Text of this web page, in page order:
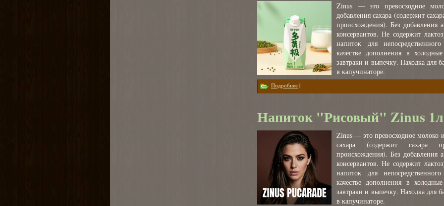
Zinus — это превосходное
добавления сахара (содержит
происхождения). Без добавления
консервантов. Не содержит
напиток для
качестве дополнения в
завтраки и выпечку. Находка для
в капучинаторе.
Подробнее о Напиток "Гречневый" Zinus 1л
|
Напиток "Рисовый" Zinus 1л
Zinus — это превосходное молоко
сахара (содержит сахара
происхождения). Без добавления
консервантов. Не содержит
напиток для
качестве дополнения в
завтраки и выпечку. Находка для
в капучинаторе.